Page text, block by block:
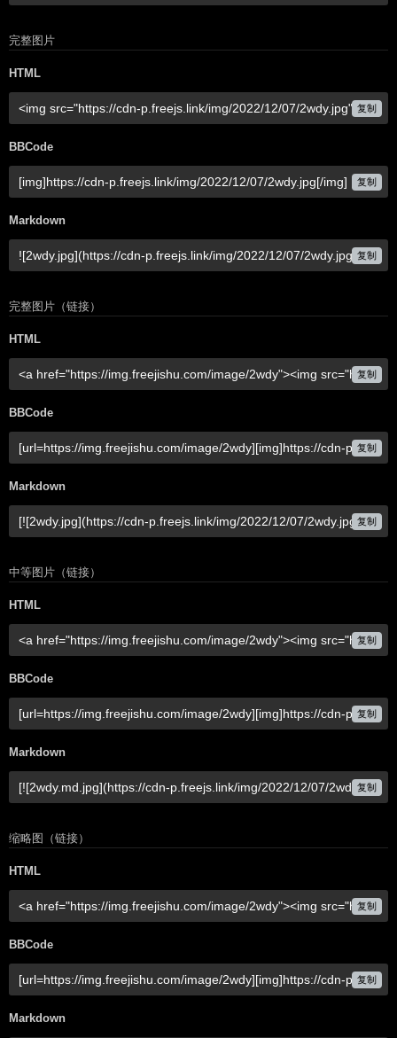
完整图片
HTML
复制
BBCode
复制
Markdown
复制
完整图片（链接）
HTML
复制
BBCode
复制
Markdown
复制
中等图片（链接）
HTML
复制
BBCode
复制
Markdown
复制
缩略图（链接）
HTML
复制
BBCode
复制
Markdown